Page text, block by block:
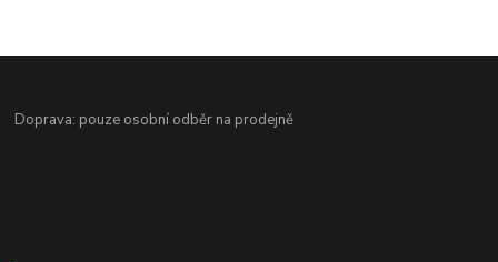
Doprava: pouze osobní odběr na prodejně